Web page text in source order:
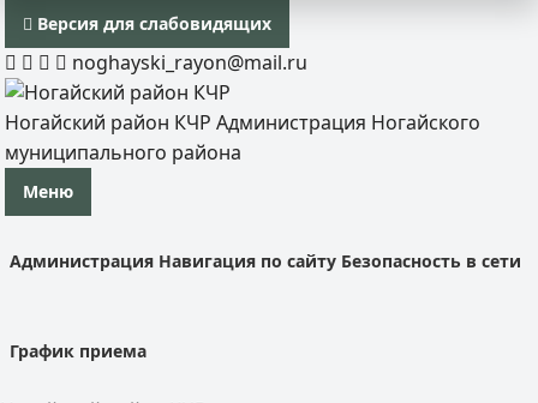
Версия для слабовидящих
noghayski_rayon@mail.ru
Ногайский район КЧР Администрация Ногайского
муниципального района
Меню
Администрация Навигация по сайту Безопасность в сети
График приема